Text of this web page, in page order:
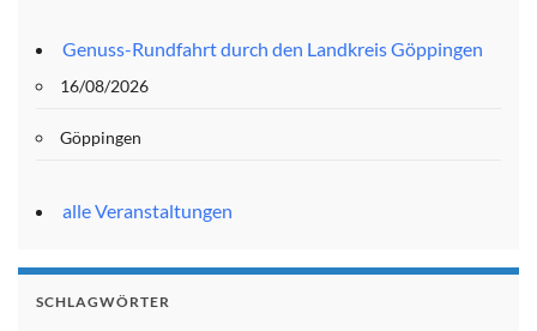
Genuss-Rundfahrt durch den Landkreis Göppingen
16/08/2026
Göppingen
alle Veranstaltungen
SCHLAGWÖRTER